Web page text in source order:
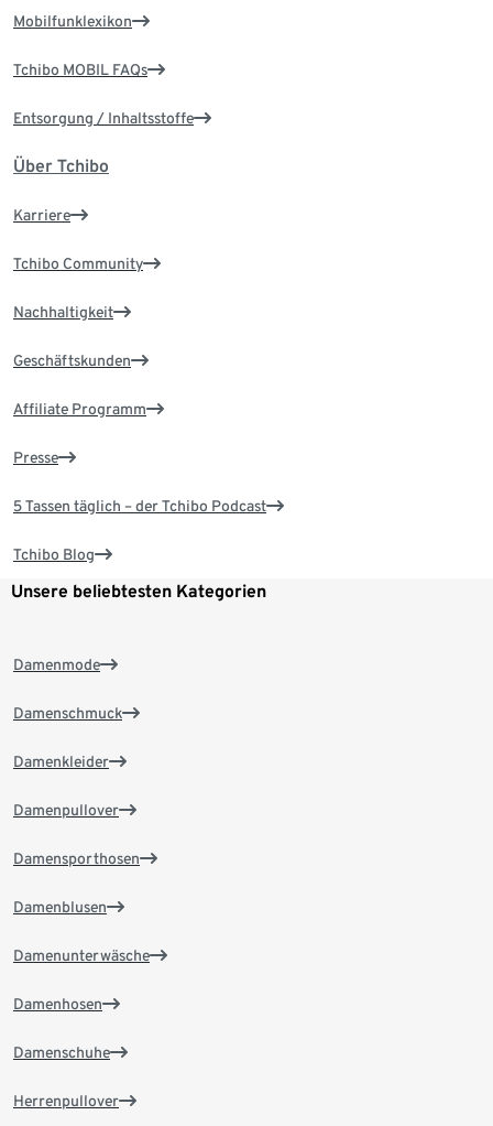
Mobilfunklexikon
Tchibo MOBIL FAQs
Entsorgung / Inhaltsstoffe
Über Tchibo
Karriere
Tchibo Community
Nachhaltigkeit
Geschäftskunden
Affiliate Programm
Presse
5 Tassen täglich – der Tchibo Podcast
Tchibo Blog
Unsere beliebtesten Kategorien
Damenmode
Damenschmuck
Damenkleider
Damenpullover
Damensporthosen
Damenblusen
Damenunterwäsche
Damenhosen
Damenschuhe
Herrenpullover